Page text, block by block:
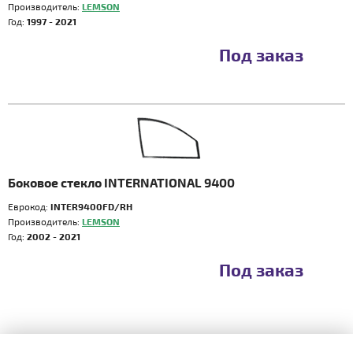
Производитель: LEMSON
Год: 1997 - 2021
Под заказ
Боковое стекло INTERNATIONAL 9400
Еврокод: INTER9400FD/RH
Производитель: LEMSON
Год: 2002 - 2021
Под заказ